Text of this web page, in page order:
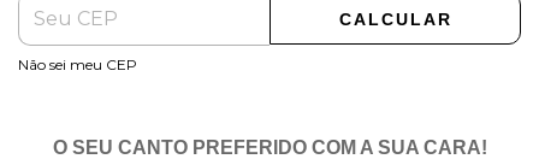
CALCULAR
Não sei meu CEP
O SEU CANTO PREFERIDO COM A SUA CARA!